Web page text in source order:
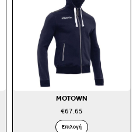
MOTOWN
€67.65
Επιλογή